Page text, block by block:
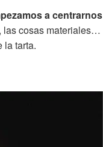
a centrarnos
las cosas materiales…
la tarta.